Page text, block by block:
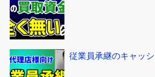
従業員承継のキャッ